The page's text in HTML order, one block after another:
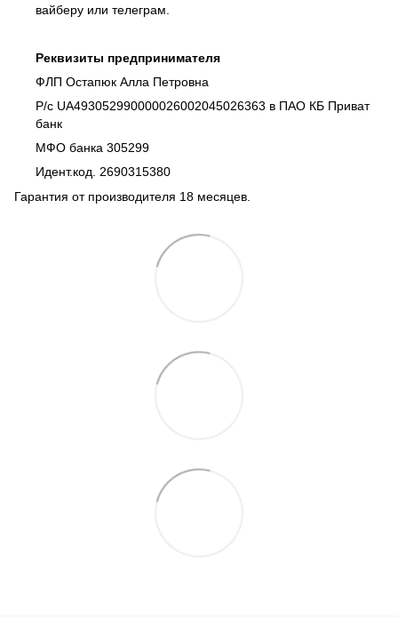
вайберу или телеграм.
Реквизиты предпринимателя
ФЛП Остапюк Алла Петровна
Р/с UA493052990000026002045026363 в ПАО КБ Приват
банк
МФО банка 305299
Идент.код. 2690315380
Гарантия от производителя 18 месяцев.